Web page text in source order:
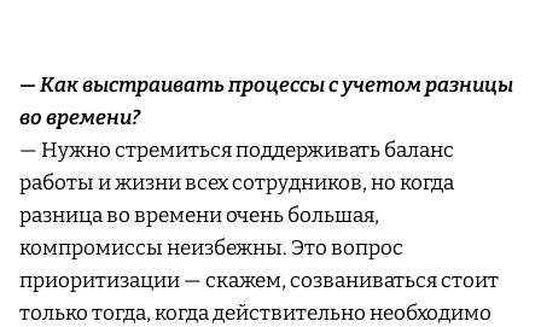
— Как выстраивать процессы с учетом разницы
во времени?
— Нужно стремиться поддерживать баланс
работы и жизни всех сотрудников, но когда
разница во времени очень большая,
компромиссы неизбежны. Это вопрос
приоритизации — скажем, созваниваться стоит
только тогда, когда действительно необходимо